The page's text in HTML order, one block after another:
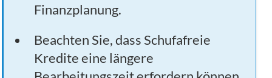
Finanzplanung.
Beachten Sie, dass Schufafreie
Kredite eine längere